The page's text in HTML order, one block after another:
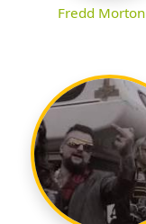
Fredd Morton